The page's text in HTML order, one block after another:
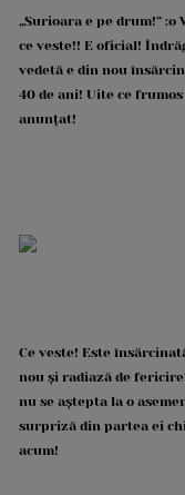
„Surioara e pe drum!” :o
ce veste!! E oficial!
vedetă e din nou
40 de ani! Uite ce frumos
anunțat!
Ce veste! Este
nou și radiază de
nu se aștepta la o
surpriză din partea ei
acum!